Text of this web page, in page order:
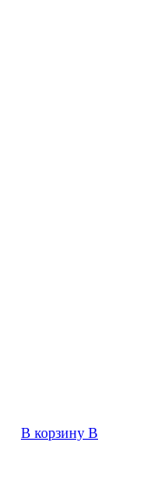
В корзину В